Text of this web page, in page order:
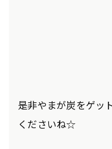
是非やまが炭をゲッ
くださいね☆